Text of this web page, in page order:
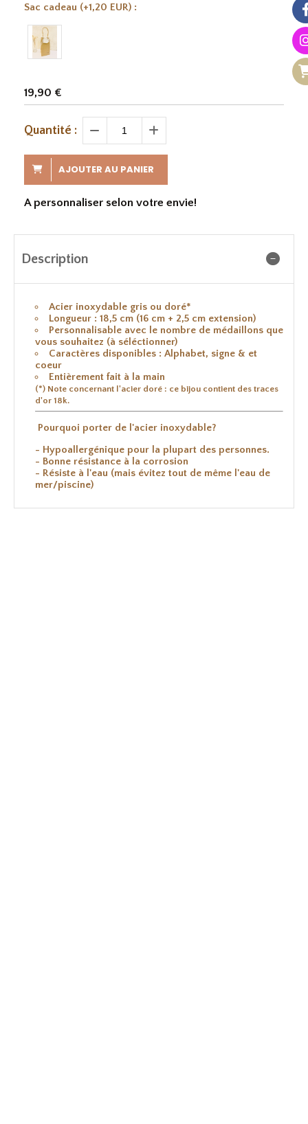
Sac cadeau (+1,20 EUR) :
19,90 €
Quantité :
AJOUTER AU PANIER
A personnaliser selon votre envie!
Description
Acier inoxydable gris ou doré*
Longueur : 18,5 cm (16 cm + 2,5 cm extension)
Personnalisable avec le nombre de médaillons que
vous souhaitez (à séléctionner)
Caractères disponibles : Alphabet, signe & et
coeur
Entièrement fait à la main
(*) Note concernant l'acier doré : ce bijou contient des traces
d'or 18k.
Pourquoi porter de l'acier inoxydable?
- Hypoallergénique pour la plupart des personnes.
- Bonne résistance à la corrosion
- Résiste à l'eau (mais évitez tout de même l'eau de
mer/piscine)